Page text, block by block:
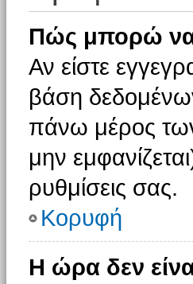
Πώς μπορώ να
Αν είστε
βάση
πάνω μέρος
μην
ρυθμίσεις σας.
Κορυφή
Η ώρα δεν